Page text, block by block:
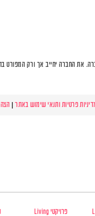
החברה יחייב אך ורק המפורט
פרטיות ותנאי שימוש באתר|
פרויקטי Living